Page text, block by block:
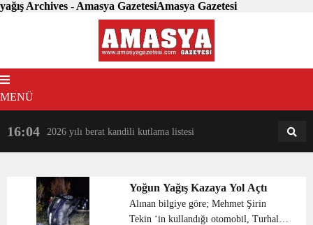
yağış Archives - Amasya GazetesiAmasya Gazetesi
MENÜ
16:04 2026 yılı berat kandili kutlama listesi 18:31
Yoğun Yağış Kazaya Yol Açtı
Alınan bilgiye göre; Mehmet Şirin
Tekin ‘in kullandığı otomobil, Turhal